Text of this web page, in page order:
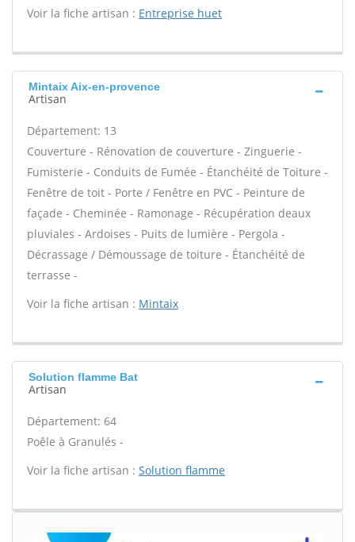
Voir la fiche artisan : Entreprise huet
Mintaix Aix-en-provence
Artisan
Département: 13
Couverture - Rénovation de couverture - Zinguerie -
Fumisterie - Conduits de Fumée - Étanchéité de Toiture -
Fenêtre de toit - Porte / Fenêtre en PVC - Peinture de
façade - Cheminée - Ramonage - Récupération deaux
pluviales - Ardoises - Puits de lumière - Pergola -
Décrassage / Démoussage de toiture - Étanchéité de
terrasse -
Voir la fiche artisan : Mintaix
Solution flamme Bat
Artisan
Département: 64
Poêle à Granulés -
Voir la fiche artisan : Solution flamme